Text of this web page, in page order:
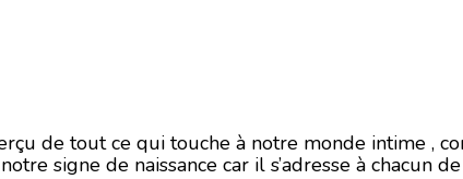
de tout ce qui touche à notre monde intime ,
signe de naissance car il s’adresse à chacun